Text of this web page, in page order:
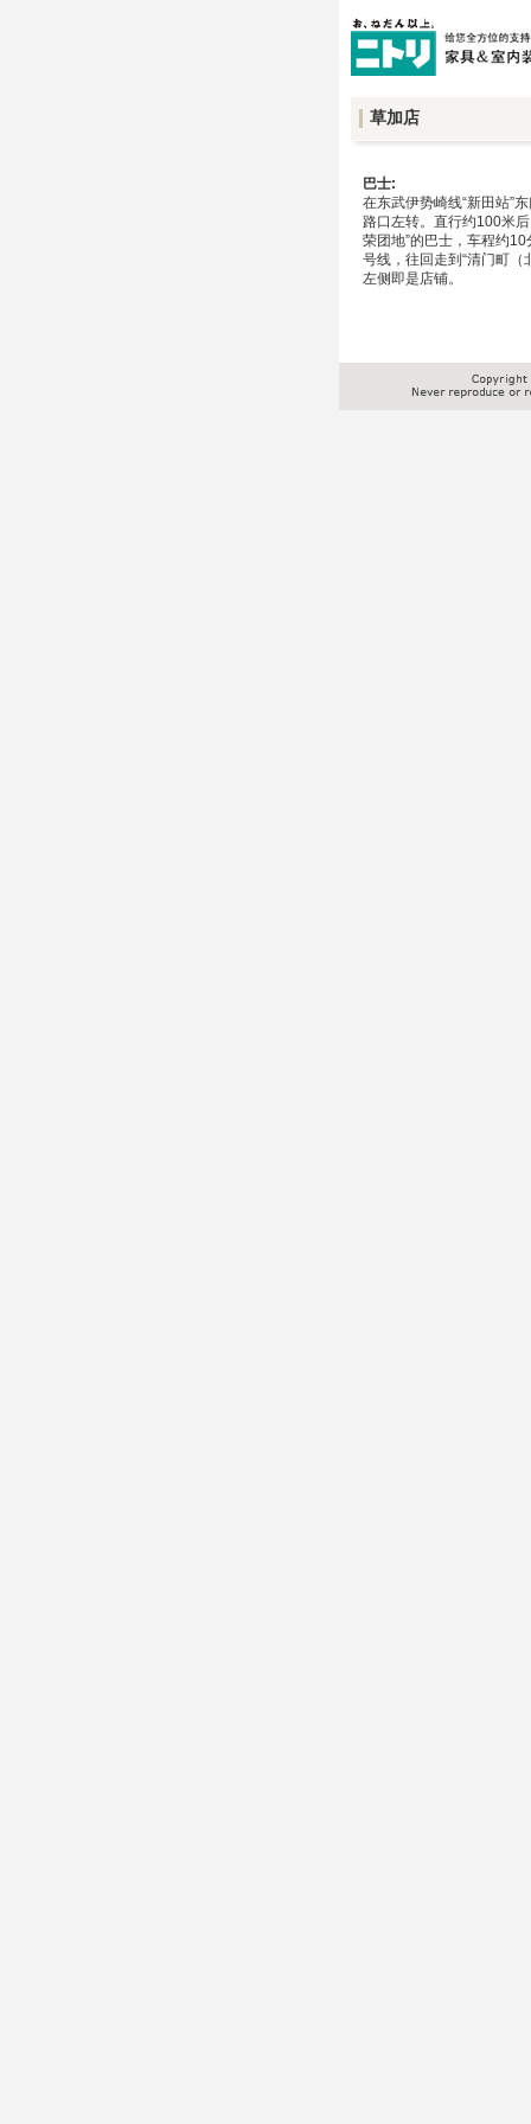
草加店
巴士:
在东武伊势崎线“新田站”
路口左转。直行约100米
荣团地”的巴士，车程约
号线，往回走到“清门町
左侧即是店铺。